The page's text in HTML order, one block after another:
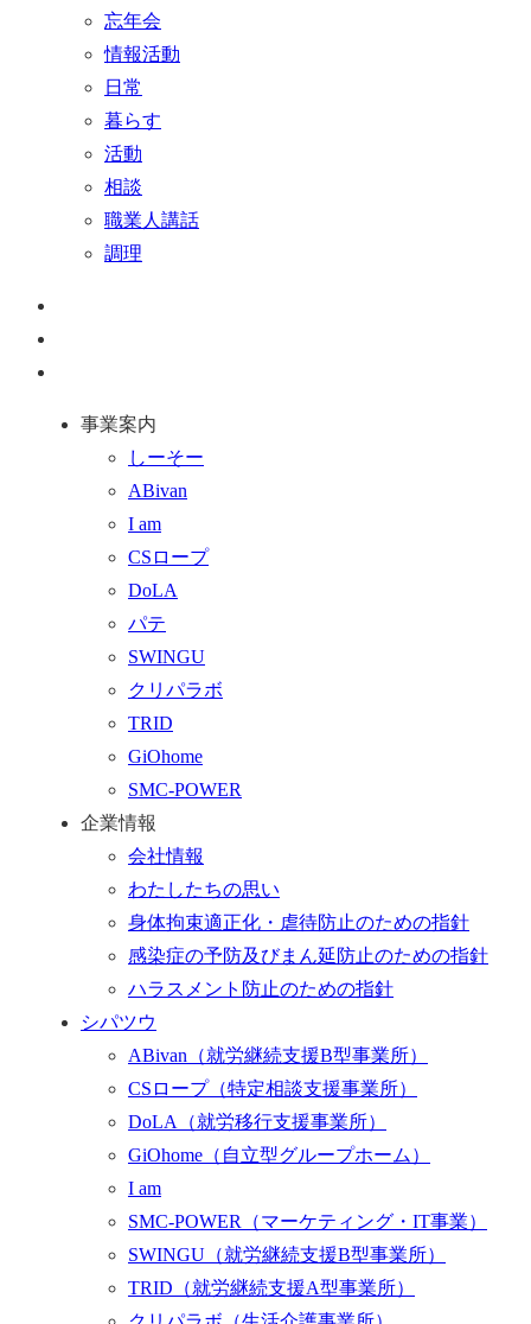
忘年会
情報活動
日常
暮らす
活動
相談
職業人講話
調理
事業案内
しーそー
ABivan
I am
CSロープ
DoLA
パテ
SWINGU
クリパラボ
TRID
GiOhome
SMC-POWER
企業情報
会社情報
わたしたちの思い
身体拘束適正化・虐待防止のための指針
感染症の予防及びまん延防止のための指針
ハラスメント防止のための指針
シパツウ
ABivan （就労継続支援B型事業所）
CSロープ （特定相談支援事業所）
DoLA （就労移行支援事業所）
GiOhome （自立型グループホーム）
I am
SMC-POWER （マーケティング・IT事業）
SWINGU （就労継続支援B型事業所）
TRID （就労継続支援A型事業所）